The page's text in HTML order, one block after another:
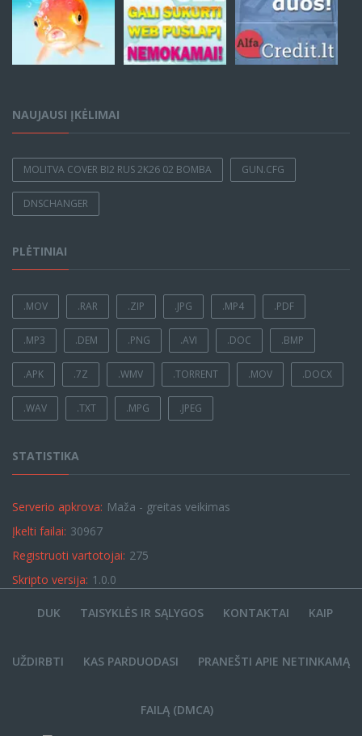
NAUJAUSI ĮKĖLIMAI
MOLITVA COVER BI2 RUS 2K26 02 BOMBA GUN.CFG
DNSCHANGER
PLĖTINIAI
.MOV .RAR .ZIP .JPG .MP4 .PDF
.MP3 .DEM .PNG .AVI .DOC .BMP
.APK .7Z .WMV .TORRENT .MOV .DOCX
.WAV .TXT .MPG .JPEG
STATISTIKA
Serverio apkrova: Maža - greitas veikimas
Įkelti failai: 30967
Registruoti vartotojai: 275
Skripto versija: 1.0.0
DUK TAISYKLĖS IR SĄLYGOS KONTAKTAI KAIP
UŽDIRBTI KAS PARDUODASI PRANEŠTI APIE NETINKAMĄ
FAILĄ (DMCA)